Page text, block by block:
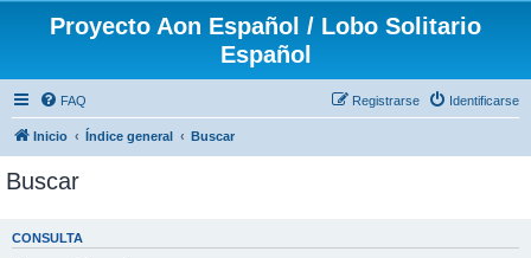
Proyecto Aon Español / Lobo Solitario
Español
FAQ Identificarse
Registrarse
Inicio Índice general Buscar
Buscar
CONSULTA